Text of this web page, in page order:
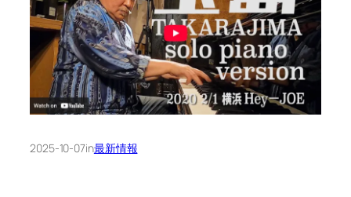
2025-10-07in最新情報